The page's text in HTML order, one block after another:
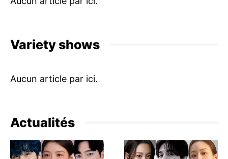
Variety shows
Actualités